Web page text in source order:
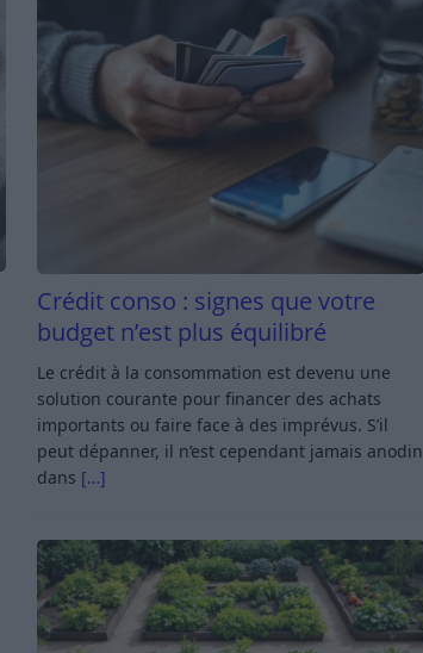
Crédit conso : signes que votre
budget n’est plus équilibré
Le crédit à la consommation est devenu une
solution courante pour financer des achats
importants ou faire face à des imprévus. S’il
peut dépanner, il n’est cependant jamais anodin
dans […]